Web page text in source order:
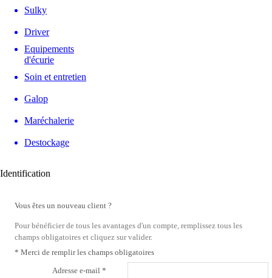
Sulky
Driver
Equipements
d'écurie
Soin et entretien
Galop
Maréchalerie
Destockage
Identification
Vous êtes un nouveau client ?
Pour bénéficier de tous les avantages d'un compte, remplissez tous les
champs obligatoires et cliquez sur valider.
* Merci de remplir les champs obligatoires
Adresse e-mail *